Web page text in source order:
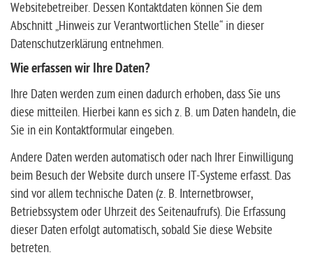
Websitebetreiber. Dessen Kontaktdaten können Sie dem
Abschnitt „Hinweis zur Verantwortlichen Stelle“ in dieser
Datenschutzerklärung entnehmen.
Wie erfassen wir Ihre Daten?
Ihre Daten werden zum einen dadurch erhoben, dass Sie uns
diese mitteilen. Hierbei kann es sich z. B. um Daten handeln, die
Sie in ein Kontaktformular eingeben.
Andere Daten werden automatisch oder nach Ihrer Einwilligung
beim Besuch der Website durch unsere IT-Systeme erfasst. Das
sind vor allem technische Daten (z. B. Internetbrowser,
Betriebssystem oder Uhrzeit des Seitenaufrufs). Die Erfassung
dieser Daten erfolgt automatisch, sobald Sie diese Website
betreten.